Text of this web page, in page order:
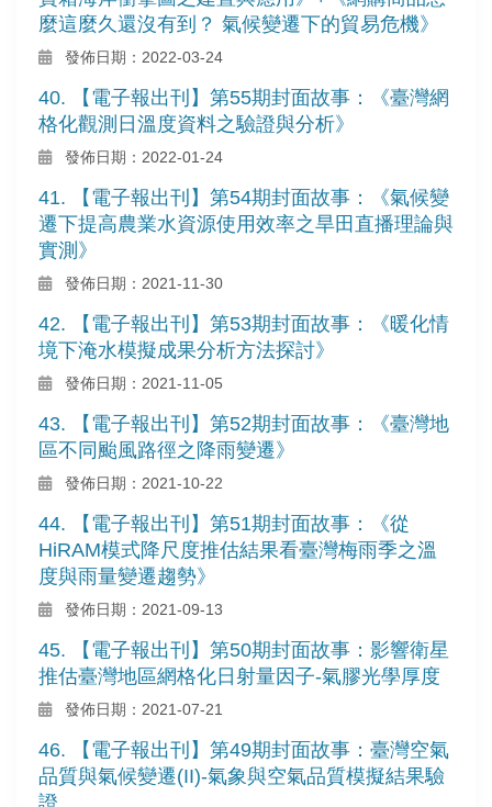
麼這麼久還沒有到？ 氣候變遷下的貿易危機》
發佈日期：2022-03-24
40. 【電子報出刊】第55期封面故事：《臺灣網
格化觀測日溫度資料之驗證與分析》
發佈日期：2022-01-24
41. 【電子報出刊】第54期封面故事：《氣候變
遷下提高農業水資源使用效率之旱田直播理論與
實測》
發佈日期：2021-11-30
42. 【電子報出刊】第53期封面故事：《暖化情
境下淹水模擬成果分析方法探討》
發佈日期：2021-11-05
43. 【電子報出刊】第52期封面故事：《臺灣地
區不同颱風路徑之降雨變遷》
發佈日期：2021-10-22
44. 【電子報出刊】第51期封面故事：《從
HiRAM模式降尺度推估結果看臺灣梅雨季之溫
度與雨量變遷趨勢》
發佈日期：2021-09-13
45. 【電子報出刊】第50期封面故事：影響衛星
推估臺灣地區網格化日射量因子-氣膠光學厚度
發佈日期：2021-07-21
46. 【電子報出刊】第49期封面故事：臺灣空氣
品質與氣候變遷(II)-氣象與空氣品質模擬結果驗
證